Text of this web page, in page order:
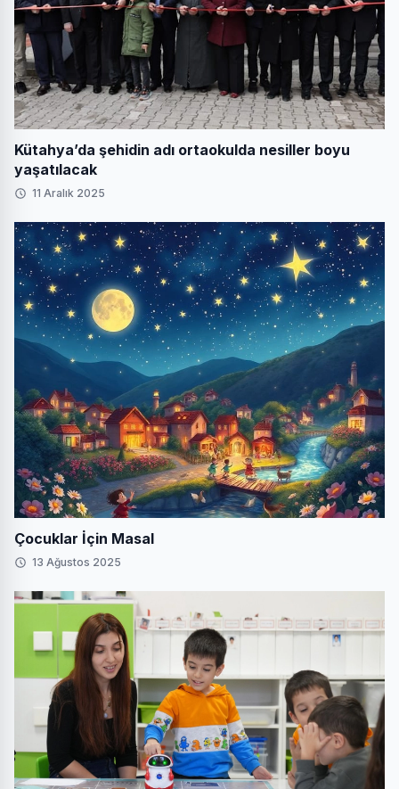
Kütahya’da şehidin adı ortaokulda nesiller boyu
yaşatılacak
11 Aralık 2025
Çocuklar İçin Masal
13 Ağustos 2025